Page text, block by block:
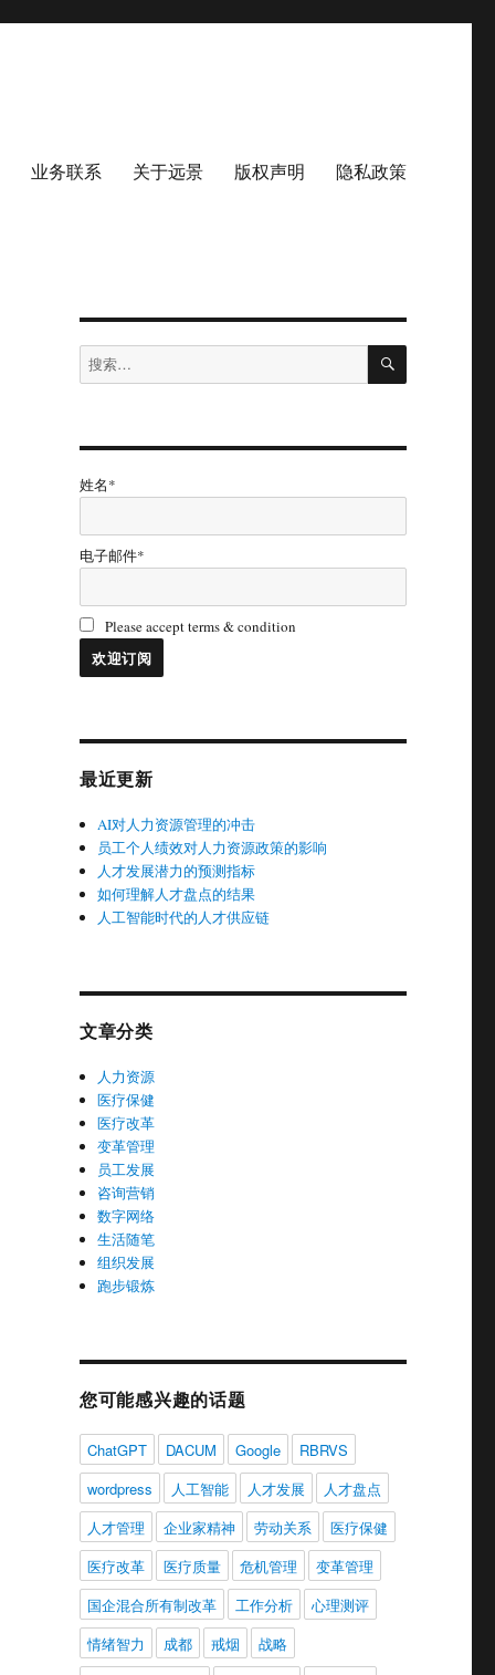
业务联系 关于远景 版权声明 隐私政策
搜
索：
搜
姓名*
电子邮件*
Please accept terms & condition
最近更新
AI对人力资源管理的冲击
员工个人绩效对人力资源政策的影响
人才发展潜力的预测指标
如何理解人才盘点的结果
人工智能时代的人才供应链
文章分类
人力资源
医疗保健
医疗改革
变革管理
员工发展
咨询营销
数字网络
生活随笔
组织发展
跑步锻炼
您可能感兴趣的话题
ChatGPT DACUM Google
RBRVS
wordpress
人工智能 人才发展
人才盘点
人才管理
企业家精神 劳动关系
医疗保健
医疗改革
医疗质量 危机管理
变革管理
国企混合所有制改革
工作分析
心理测评
情绪智力
成都 戒烟
战略